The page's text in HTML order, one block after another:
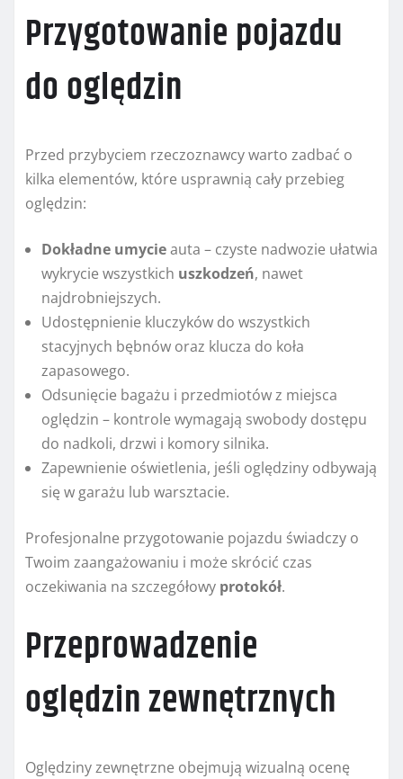
Przygotowanie pojazdu
do oględzin
Przed przybyciem rzeczoznawcy warto zadbać o
kilka elementów, które usprawnią cały przebieg
oględzin:
Dokładne umycieauta – czyste nadwozie ułatwia
wykrycie wszystkich uszkodzeń, nawet
najdrobniejszych.
Udostępnienie kluczyków do wszystkich
stacyjnych bębnów oraz klucza do koła
zapasowego.
Odsunięcie bagażu i przedmiotów z miejsca
oględzin – kontrole wymagają swobody dostępu
do nadkoli, drzwi i komory silnika.
Zapewnienie oświetlenia, jeśli oględziny odbywają
się w garażu lub warsztacie.
Profesjonalne przygotowanie pojazdu świadczy o
Twoim zaangażowaniu i może skrócić czas
oczekiwania na szczegółowy protokół.
Przeprowadzenie
oględzin zewnętrznych
Oględziny zewnętrzne obejmują wizualną ocenę